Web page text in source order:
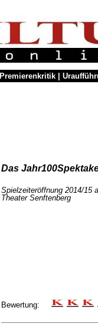
Premierenkritik |
Das
Spielzeiteröffnung 2014/15
Theater Senftenberg
Bewertung: